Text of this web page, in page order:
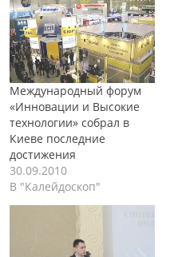
Международный форум
«Инновации и Высокие
технологии» собрал в
Киеве последние
достижения
30.09.2010
В "Калейдоскоп"